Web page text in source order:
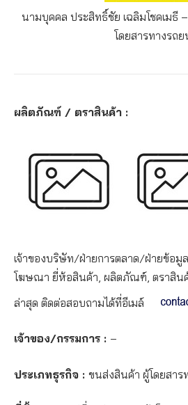
นามบุคคล ประสิทธิ์ชัย เฉลิมโชคเมธี
โดยสารทางรถ
ผลิตภัณฑ์ / ตราสินค้า :
เจ้าของบริษัท/ฝ่ายการตลาด/ฝ่ายข้อมู
โฆษณา ยี่ห้อสินค้า, ผลิตภัณฑ์, ตราสิน
ล่าสุด ติดต่อสอบถามได้ที่อีเมล์
เจ้าของ/กรรมการ : –
ประเภทธุรกิจ : ขนส่งสินค้า ผู้โดยสา